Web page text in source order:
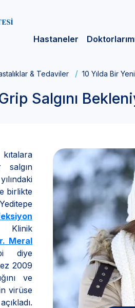
Hastaneler
& Tedaviler 10 Yılda Bir
Salgını
salgın
birlikte
Meral
diye
2009
ve
virüse